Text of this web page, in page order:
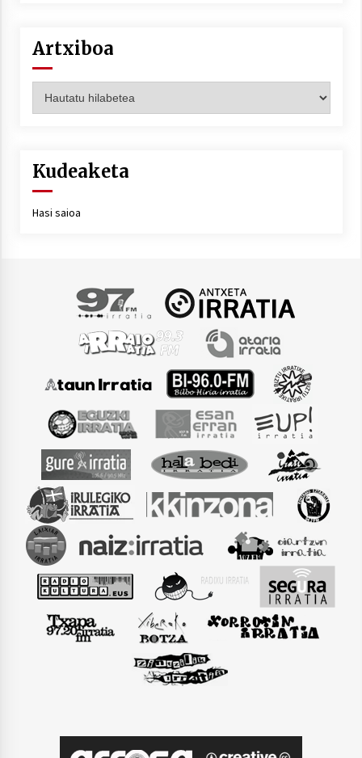
Artxiboa
Kudeaketa
Hasi saioa